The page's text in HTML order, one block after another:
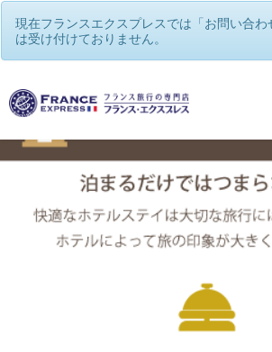
現在フランスエクスプレスでは「お問い合わ
は受け付けておりません。